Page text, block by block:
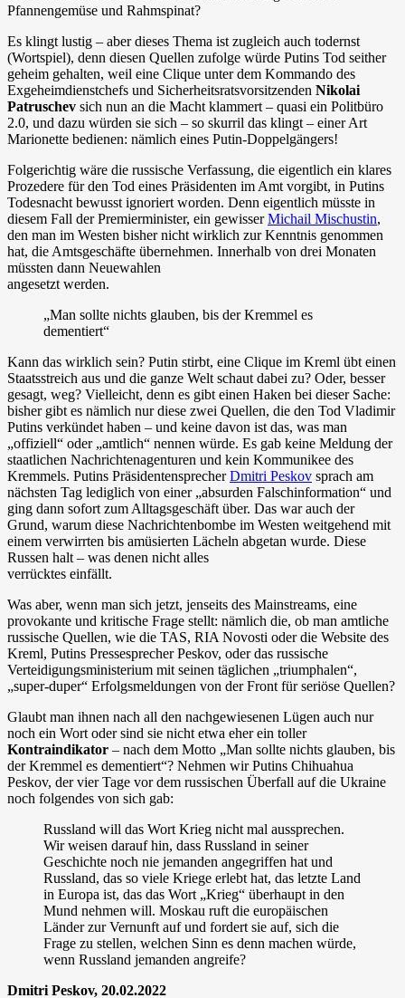
Pfannengemüse und Rahmspinat?
Es klingt lustig – aber dieses Thema ist zugleich auch todernst
(Wortspiel), denn diesen Quellen zufolge würde Putins Tod seither
geheim gehalten, weil eine Clique unter dem Kommando des
Exgeheimdienstchefs und Sicherheitsratsvorsitzenden Nikolai
Patruschev sich nun an die Macht klammert – quasi ein Politbüro
2.0, und dazu würden sie sich – so skurril das klingt – einer Art
Marionette bedienen: nämlich eines Putin-Doppelgängers!
Folgerichtig wäre die russische Verfassung, die eigentlich ein klares
Prozedere für den Tod eines Präsidenten im Amt vorgibt, in Putins
Todesnacht bewusst ignoriert worden. Denn eigentlich müsste in
diesem Fall der Premierminister, ein gewisserMichail Mischustin,
den man im Westen bisher nicht wirklich zur Kenntnis genommen
hat, die Amtsgeschäfte übernehmen. Innerhalb von drei Monaten
müssten dann Neuewahlen
angesetzt werden.
„Man sollte nichts glauben, bis der Kremmel es
dementiert“
Kann das wirklich sein? Putin stirbt, eine Clique im Kreml übt einen
Staatsstreich aus und die ganze Welt schaut dabei zu? Oder, besser
gesagt, weg? Vielleicht, denn es gibt einen Haken bei dieser Sache:
bisher gibt es nämlich nur diese zwei Quellen, die den Tod Vladimir
Putins verkündet haben – und keine davon ist das, was man
„offiziell“ oder „amtlich“ nennen würde. Es gab keine Meldung der
staatlichen Nachrichtenagenturen und kein Kommunikee des
Kremmels. Putins PräsidentensprecherDmitri Peskov sprach am
nächsten Tag lediglich von einer „absurden Falschinformation“ und
ging dann sofort zum Alltagsgeschäft über. Das war auch der
Grund, warum diese Nachrichtenbombe im Westen weitgehend mit
einem verwirrten bis amüsierten Lächeln abgetan wurde. Diese
Russen halt – was denen nicht alles
verrücktes einfällt.
Was aber, wenn man sich jetzt, jenseits des Mainstreams, eine
provokante und kritische Frage stellt: nämlich die, ob man amtliche
russische Quellen, wie die TAS, RIA Novosti oder die Website des
Kreml, Putins Pressesprecher Peskov, oder das russische
Verteidigungsministerium mit seinen täglichen „triumphalen“,
„super-duper“ Erfolgsmeldungen von der Front für seriöse Quellen?
Glaubt man ihnen nach all den nachgewiesenen Lügen auch nur
noch ein Wort oder sind sie nicht etwa eher ein toller
Kontraindikator – nach dem Motto „Man sollte nichts glauben, bis
der Kremmel es dementiert“? Nehmen wir Putins Chihuahua
Peskov, der vier Tage vor dem russischen Überfall auf die Ukraine
noch folgendes von sich gab:
Russland will das Wort Krieg nicht mal aussprechen.
Wir weisen darauf hin, dass Russland in seiner
Geschichte noch nie jemanden angegriffen hat und
Russland, das so viele Kriege erlebt hat, das letzte Land
in Europa ist, das das Wort „Krieg“ überhaupt in den
Mund nehmen will. Moskau ruft die europäischen
Länder zur Vernunft auf und fordert sie auf, sich die
Frage zu stellen, welchen Sinn es denn machen würde,
wenn Russland jemanden angreife?
Dmitri Peskov, 20.02.2022